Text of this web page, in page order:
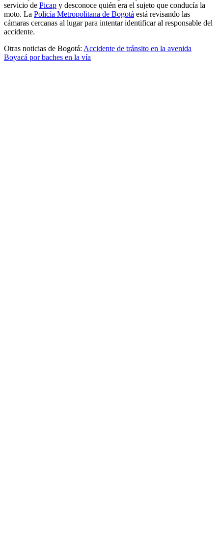
servicio de Picap y desconoce quién era el sujeto que conducía la
moto. La Policía Metropolitana de Bogotá está revisando las
cámaras cercanas al lugar para intentar identificar al responsable del
accidente.
Otras noticias de Bogotá: Accidente de tránsito en la avenida
Boyacá por baches en la vía